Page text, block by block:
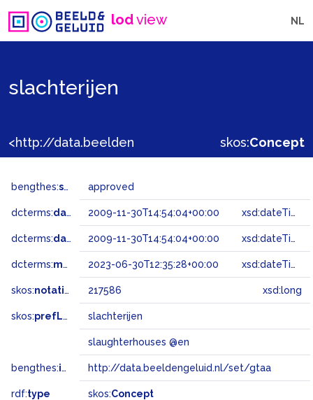
lodview NL
slachterijen
skos:Concept
bengthes:status approved
dcterms:dateAccepted 2009-11-30T14:54:04+00:00 xsd:dateTime
dcterms:dateSubmitted 2009-11-30T14:54:04+00:00 xsd:dateTime
dcterms:modified 2023-06-30T12:35:28+00:00 xsd:dateTime
skos:notation 217586 xsd:long
skos:prefLabel slachterijen
slaughterhouses @en
bengthes:inSet http://data.beeldengeluid.nl/set/gtaa
rdf:type skos:Concept